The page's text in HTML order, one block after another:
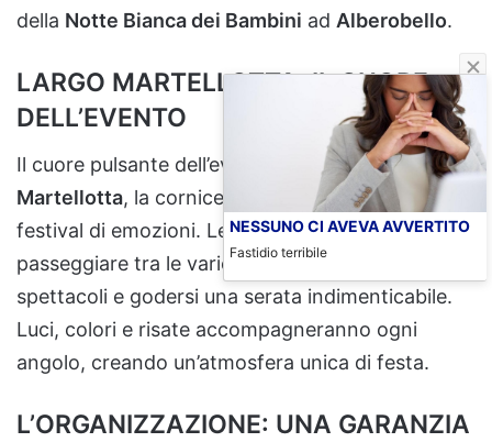
della Notte Bianca dei Bambini ad Alberobello.
LARGO MARTELLOTTA: IL CUORE
DELL’EVENTO
Il cuore pulsante dell’evento saràLargo
Martellotta, la cornice perfetta per ospitare un
festival di emozioni. Le famiglie potranno
passeggiare tra le varie postazioni, assistere agli
spettacoli e godersi una serata indimenticabile.
Luci, colori e risate accompagneranno ogni
angolo, creando un’atmosfera unica di festa.
L’ORGANIZZAZIONE: UNA GARANZIA
NESSUNO CI AVEVA AVVERTITO
Fastidio terribile